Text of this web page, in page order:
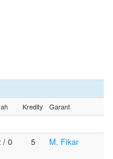
Kredity Garant
/ 0
5 M. Fikar